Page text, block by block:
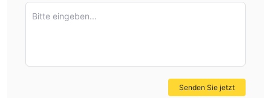
tägliches Marktvolumen von über 1.000.000 € und bietet mehr als
40 relevante Coins auf dem Markt, die von Experten kuratiert
bietet, die ihr Handelserlebnis verbessern sollen.
Bitte eingeben...
Senden Sie jetzt